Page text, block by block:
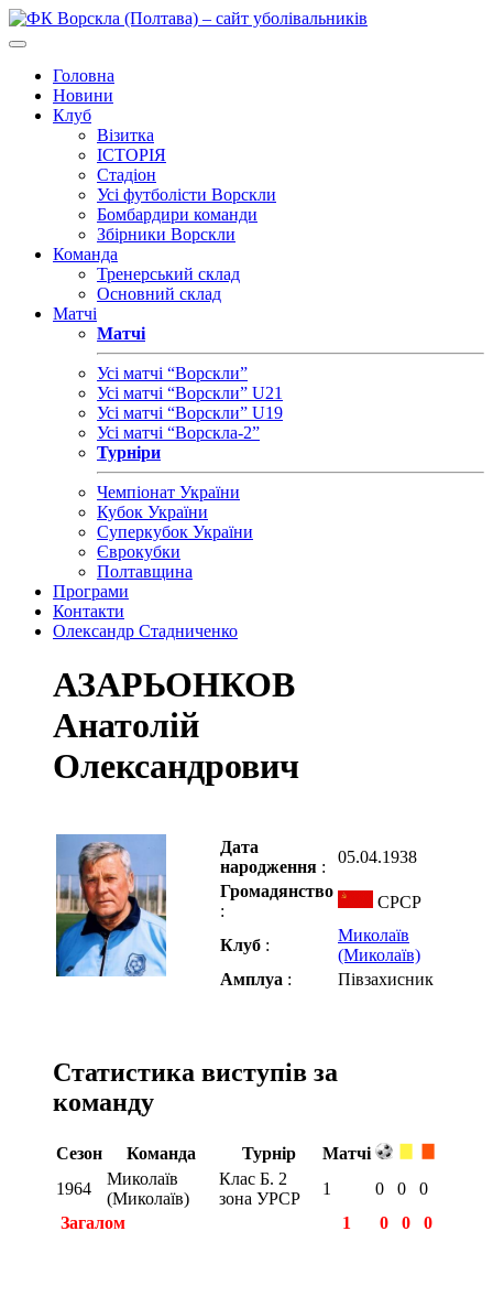
Головна
Новини
Клуб
Візитка
ІСТОРІЯ
Стадіон
Усі футболісти Ворскли
Бомбардири команди
Збірники Ворскли
Команда
Тренерський склад
Основний склад
Матчі
Матчі
Усі матчі “Ворскли”
Усі матчі “Ворскли” U21
Усі матчі “Ворскли” U19
Усі матчі “Ворскла-2”
Турніри
Чемпіонат України
Кубок України
Суперкубок України
Єврокубки
Полтавщина
Програми
Контакти
Олександр Стадниченко
АЗАРЬОНКОВ
Анатолій
Олександрович
Дата
народження :
05.04.1938
Громадянство
:
СРСР
Клуб :
Миколаїв
(Миколаїв)
Амплуа : Півзахисник
Статистика виступів за
команду
Сезон Команда Турнір
Матчі
1964
Миколаїв
(Миколаїв)
Клас Б. 2
зона УРСР
1 0 0
0
Загалом
1 0 0 0